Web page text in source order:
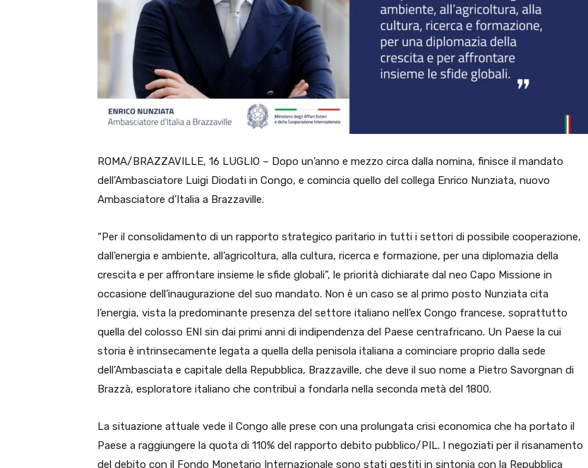
ROMA/BRAZZAVILLE, 16 LUGLIO – Dopo un’anno e mezzo circa dalla nomina, finisce il mandato
dell’Ambasciatore Luigi Diodati in Congo, e comincia quello del collega Enrico Nunziata, nuovo
Ambasciatore d’Italia a Brazzaville.
“Per il consolidamento di un rapporto strategico paritario in tutti i settori di possibile cooperazione,
dall’energia e ambiente, all’agricoltura, alla cultura, ricerca e formazione, per una diplomazia della
crescita e per affrontare insieme le sfide globali”, le priorità dichiarate dal neo Capo Missione in
occasione dell’inaugurazione del suo mandato. Non è un caso se al primo posto Nunziata cita
l’energia, vista la predominante presenza del settore italiano nell’ex Congo francese, soprattutto
quella del colosso ENI sin dai primi anni di indipendenza del Paese centrafricano. Un Paese la cui
storia è intrinsecamente legata a quella della penisola italiana a cominciare proprio dalla sede
dell’Ambasciata e capitale della Repubblica, Brazzaville, che deve il suo nome a Pietro Savorgnan di
Brazzà, esploratore italiano che contribuì a fondarla nella seconda metà del 1800.
La situazione attuale vede il Congo alle prese con una prolungata crisi economica che ha portato il
Paese a raggiungere la quota di 110% del rapporto debito pubblico/PIL. I negoziati per il risanamento
del debito con il Fondo Monetario Internazionale sono stati gestiti in sintonia con la Repubblica